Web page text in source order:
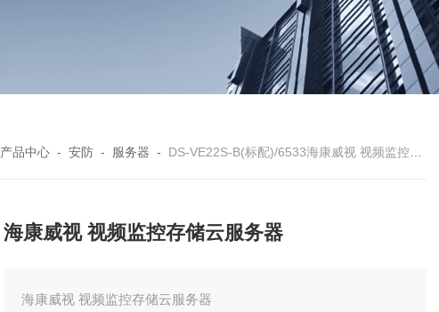
产品中心 -安防 - 服务器 - DS-VE22S-B(标配)/6533海康威视 视频监控存储云服务器
海康威视 视频监控存储云服务器
海康威视 视频监控存储云服务器